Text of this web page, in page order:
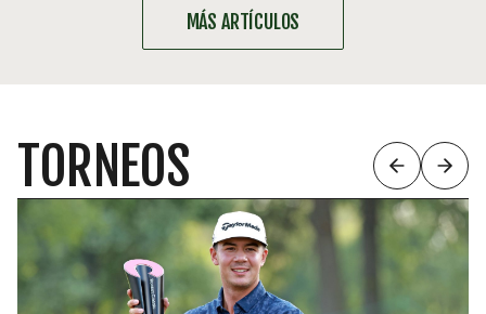
MÁS ARTÍCULOS
TORNEOS